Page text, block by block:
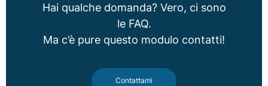
Hai qualche domanda? Vero, ci sono
le FAQ.
Ma c’è pure questo modulo contatti!
Contattami